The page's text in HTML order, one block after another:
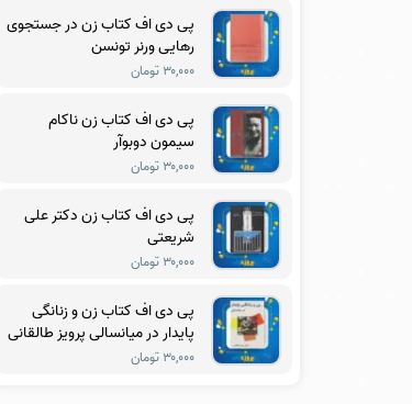
پی دی اف کتاب زن در جستجوی
رهایی ورنر تونسن
۳۰,۰۰۰ تومان
پی دی اف کتاب زن ناکام
سیمون دوبوآر
۳۰,۰۰۰ تومان
پی دی اف کتاب زن دکتر علی
شریعتی
۳۰,۰۰۰ تومان
پی دی اف کتاب زن و زنانگی
پایدار در میانسالی پرویز طالقانی
۳۰,۰۰۰ تومان